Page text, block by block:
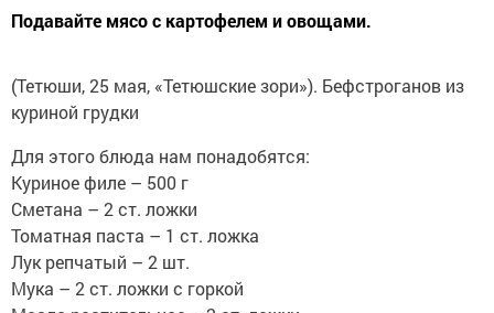
Подавайте мясо с картофелем и овощами.
(Тетюши, 25 мая, «Тетюшские зори»). Бефстроганов из
куриной грудки
Для этого блюда нам понадобятся:
Куриное филе – 500 г
Сметана – 2 ст. ложки
Томатная паста – 1 ст. ложка
Лук репчатый – 2 шт.
Мука – 2 ст. ложки с горкой